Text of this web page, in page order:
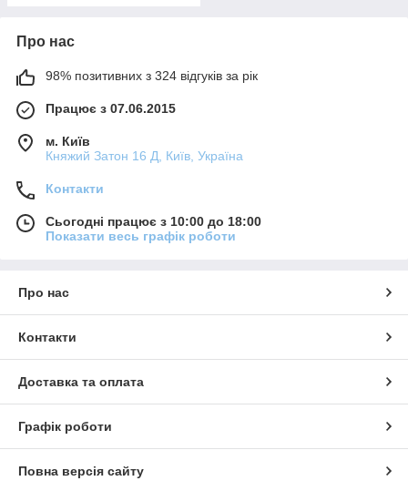
Про нас
98% позитивних з 324 відгуків за рік
Працює з 07.06.2015
м. Київ
Княжий Затон 16 Д, Київ, Україна
Контакти
Сьогодні працює з 10:00 до 18:00
Показати весь графік роботи
Про нас
Контакти
Доставка та оплата
Графік роботи
Повна версія сайту